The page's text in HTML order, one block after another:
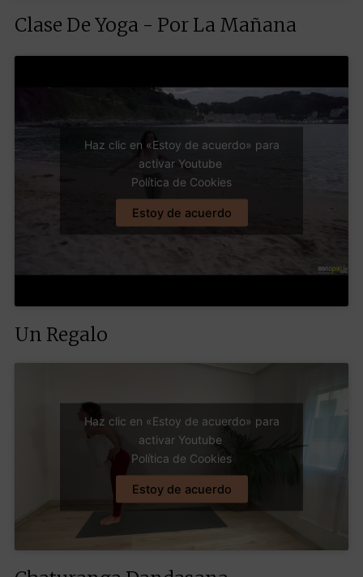
Clase De Yoga - Por La Mañana
Haz clic en «Estoy de acuerdo» para
activar Youtube
Política de Cookies
Estoy de acuerdo
Un Regalo
Haz clic en «Estoy de acuerdo» para
activar Youtube
Política de Cookies
Estoy de acuerdo